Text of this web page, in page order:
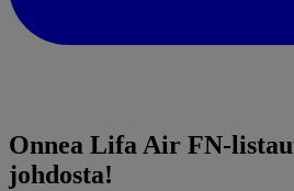
Onnea Lifa Air FN-
johdosta!